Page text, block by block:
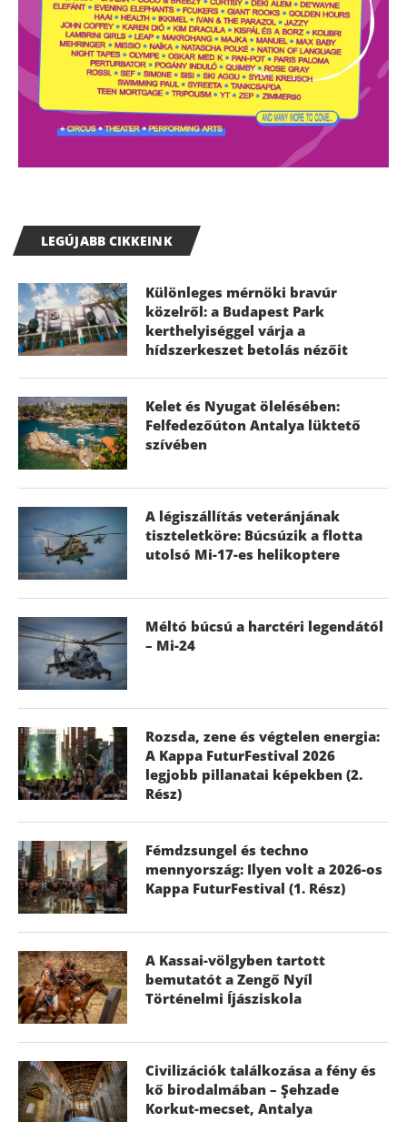
LEGÚJABB CIKKEINK
Különleges mérnöki bravúr
közelről: a Budapest Park
kerthelyiséggel várja a
hídszerkeszet betolás nézőit
Kelet és Nyugat ölelésében:
Felfedezőúton Antalya lüktető
szívében
A légiszállítás veteránjának
tiszteletköre: Búcsúzik a flotta
utolsó Mi-17-es helikoptere
Méltó búcsú a harctéri legendától
– Mi-24
Rozsda, zene és végtelen energia:
A Kappa FuturFestival 2026
legjobb pillanatai képekben (2.
Rész)
Fémdzsungel és techno
mennyország: Ilyen volt a 2026-os
Kappa FuturFestival (1. Rész)
A Kassai-völgyben tartott
bemutatót a Zengő Nyíl
Történelmi Íjásziskola
Civilizációk találkozása a fény és
kő birodalmában – Şehzade
Korkut-mecset, Antalya